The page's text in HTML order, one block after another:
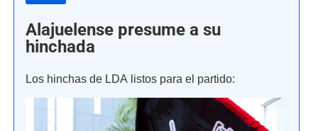
Alajuelense presume a su
hinchada
Los hinchas de LDA listos para el partido: